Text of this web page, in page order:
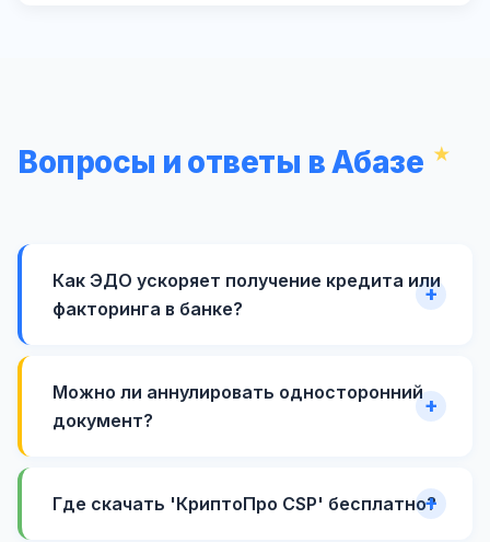
Вопросы и ответы в Абазе
Как ЭДО ускоряет получение кредита или
факторинга в банке?
Можно ли аннулировать односторонний
документ?
Где скачать 'КриптоПро CSP' бесплатно?